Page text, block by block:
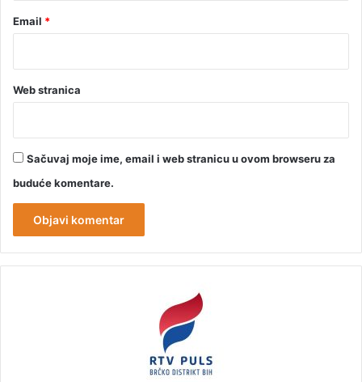
Email *
Web stranica
Sačuvaj moje ime, email i web stranicu u ovom browseru za
buduće komentare.